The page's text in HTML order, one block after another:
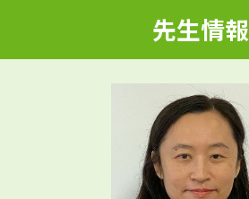
o
先生情報